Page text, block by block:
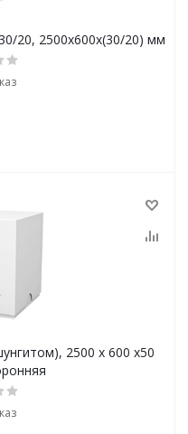
20, 2500х600х(30/20) мм
2500 х 600 х50